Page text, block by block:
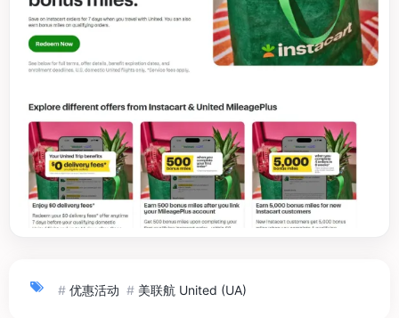
# 优惠活动 # 美联航 United (UA)